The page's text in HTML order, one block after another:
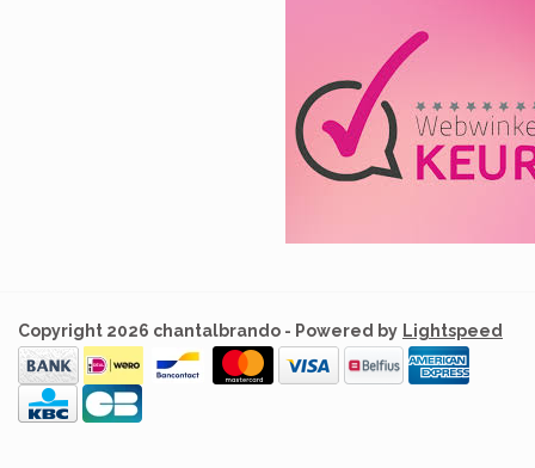
Copyright 2026 chantalbrando - Powered by Lightspeed